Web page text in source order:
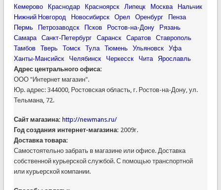
Кемерово Краснодар Красноярск Липецк Москва
Нальчик
Нижний Новгород
Новосибирск Орел Оренбург
Пенза
Пермь
Петрозаводск Псков Ростов-на-Дону
Рязань
Самара
Санкт-Петербург Саранск Саратов
Ставрополь
Тамбов
Тверь Томск Тула Тюмень Ульяновск
Уфа
Ханты-Мансийск
Челябинск Черкесск Чита
Ярославль
Адрес центрального офиса:
ООО "Интернет магазин".
Юр. адрес: 344000, Ростовская область, г. Ростов-на-Дону, ул.
Тельмана, 72.
Сайт магазина: http://newmans.ru/
Год создания интернет-магазина: 2009г.
Доставка товара:
Самостоятельно забрать в магазине или офисе. Доставка
собственной курьерской службой. С помощью транспортной
или курьерской компании.